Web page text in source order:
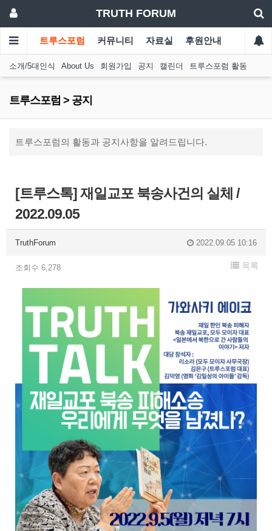
TRUTH FORUM
트루스포럼 커뮤니티 자료실 후원안내
소개/5대인식 About Us 회원가입 공지 캘린더 트루스포럼 활동
트루스포럼 > 공지
트루스포럼의 활동과 공지사항을 알려드립니다.
[트루스톡] 재일교포 북송사건의 실체 /
2022.09.05
TruthForum 2022.09.05 10:16
조회수 6,278 목록